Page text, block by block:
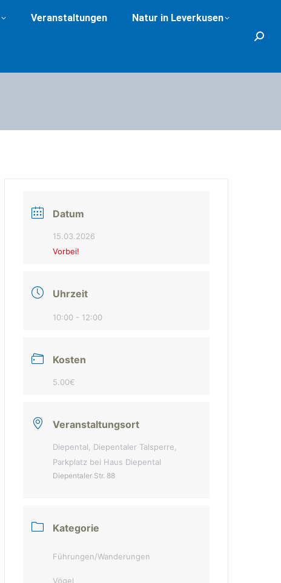
Veranstaltungen Natur in Leverkusen
Datum
15.03.2026
Vorbei!
Uhrzeit
10:00 - 12:00
Kosten
5.00€
Veranstaltungsort
Diepental, Diepentaler Talsperre,
Parkplatz bei Haus Diepental
Diepentaler Str. 88
Kategorie
Führungen/Wanderungen
Vögel